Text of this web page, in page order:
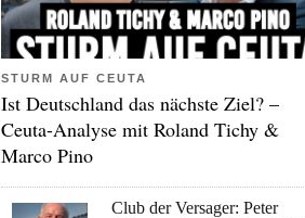
STURM AUF CEUTA
Ist Deutschland das nächste Ziel? –
Ceuta-Analyse mit Roland Tichy &
Marco Pino
Club der Versager: Peter